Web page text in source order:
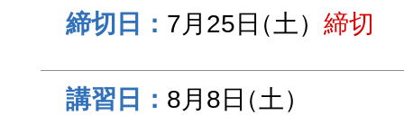
7月25日（土） 締切
8月8日（土）